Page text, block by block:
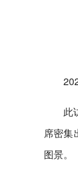
此
席密集
图景。